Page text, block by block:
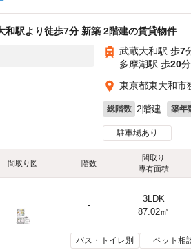
和駅より徒歩7分 新築 2階建の賃貸物件
武蔵大和駅 歩7
多摩湖駅 歩20
東京都東大和市
総階数 2階建 築年
駐車場あり
間取り図 階数
間取り
専有面積
-
3LDK
87.02㎡
バス・トイレ別 ペット相